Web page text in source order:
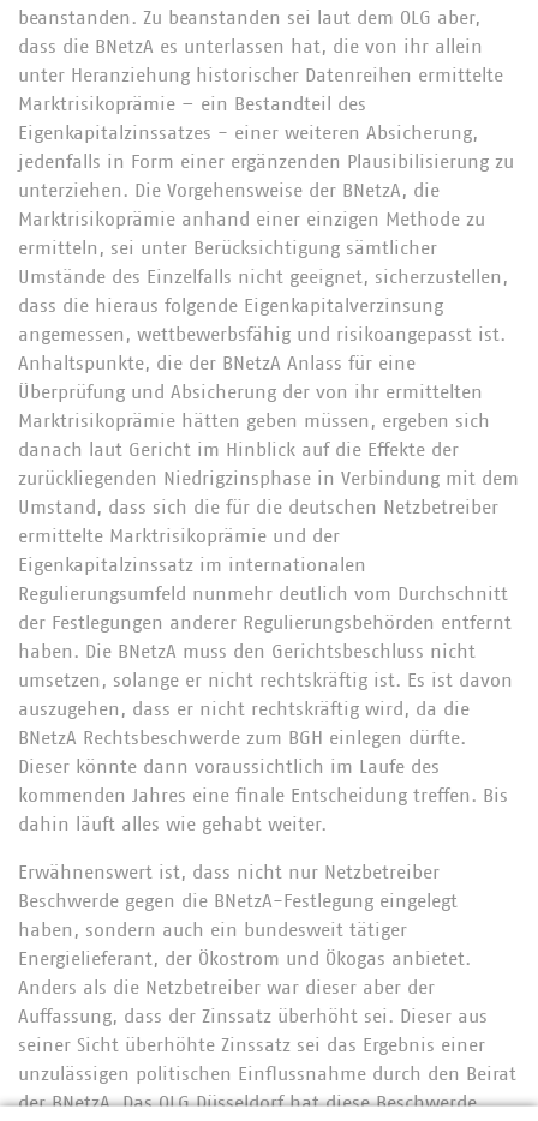
beanstanden. Zu beanstanden sei laut dem OLG aber,
dass die BNetzA es unterlassen hat, die von ihr allein
unter Heranziehung historischer Datenreihen ermittelte
Marktrisikoprämie – ein Bestandteil des
Eigenkapitalzinssatzes - einer weiteren Absicherung,
jedenfalls in Form einer ergänzenden Plausibilisierung zu
unterziehen. Die Vorgehensweise der BNetzA, die
Marktrisikoprämie anhand einer einzigen Methode zu
ermitteln, sei unter Berücksichtigung sämtlicher
Umstände des Einzelfalls nicht geeignet, sicherzustellen,
dass die hieraus folgende Eigenkapitalverzinsung
angemessen, wettbewerbsfähig und risikoangepasst ist.
Anhaltspunkte, die der BNetzA Anlass für eine
Überprüfung und Absicherung der von ihr ermittelten
Marktrisikoprämie hätten geben müssen, ergeben sich
danach laut Gericht im Hinblick auf die Effekte der
zurückliegenden Niedrigzinsphase in Verbindung mit dem
Umstand, dass sich die für die deutschen Netzbetreiber
ermittelte Marktrisikoprämie und der
Eigenkapitalzinssatz im internationalen
Regulierungsumfeld nunmehr deutlich vom Durchschnitt
der Festlegungen anderer Regulierungsbehörden entfernt
haben. Die BNetzA muss den Gerichtsbeschluss nicht
umsetzen, solange er nicht rechtskräftig ist. Es ist davon
auszugehen, dass er nicht rechtskräftig wird, da die
BNetzA Rechtsbeschwerde zum BGH einlegen dürfte.
Dieser könnte dann voraussichtlich im Laufe des
kommenden Jahres eine finale Entscheidung treffen. Bis
dahin läuft alles wie gehabt weiter.
Erwähnenswert ist, dass nicht nur Netzbetreiber
Beschwerde gegen die BNetzA-Festlegung eingelegt
haben, sondern auch ein bundesweit tätiger
Energielieferant, der Ökostrom und Ökogas anbietet.
Anders als die Netzbetreiber war dieser aber der
Auffassung, dass der Zinssatz überhöht sei. Dieser aus
seiner Sicht überhöhte Zinssatz sei das Ergebnis einer
unzulässigen politischen Einflussnahme durch den Beirat
der BNetzA. Das OLG Düsseldorf hat diese Beschwerde